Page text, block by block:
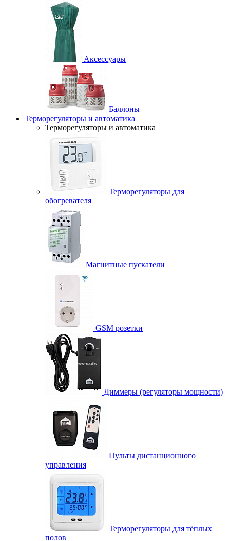
Аксессуары
Баллоны
Терморегуляторы и автоматика
Терморегуляторы и автоматика
Терморегуляторы для
обогревателя
Магнитные пускатели
GSM розетки
Диммеры (регуляторы мощности)
Пульты дистанционного
управления
Терморегуляторы для тёплых
полов